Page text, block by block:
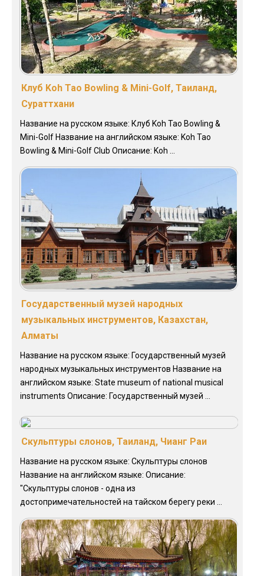
Клуб Koh Tao Bowling & Mini-Golf, Таиланд,
Сураттхани
Название на русском языке: Клуб Koh Tao Bowling &
Mini-Golf Название на английском языке: Koh Tao
Bowling & Mini-Golf Club Описание: Koh ...
Государственный музей народных
музыкальных инструментов, Казахстан,
Алматы
Название на русском языке: Государственный музей
народных музыкальных инструментов Название на
английском языке: State museum of national musical
instruments Описание: Государственный музей ...
Скульптуры слонов, Таиланд, Чианг Раи
Название на русском языке: Скульптуры слонов
Название на английском языке: Описание:
"Скульптуры слонов - одна из
достопримечательностей на тайском берегу реки ...